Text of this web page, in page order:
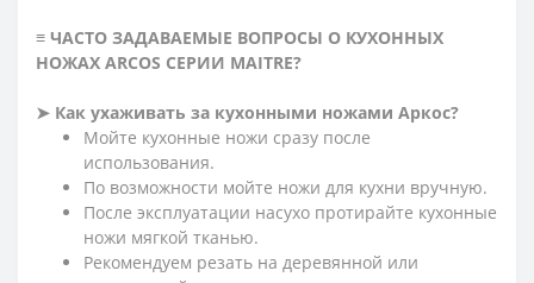
≡ ЧАСТО ЗАДАВАЕМЫЕ ВОПРОСЫ О КУХОННЫХ
НОЖАХ ARCOS СЕРИИ MAITRE?
➤ Как ухаживать за кухонными ножами Аркос?
Мойте кухонные ножи сразу после
использования.
По возможности мойте ножи для кухни вручную.
После эксплуатации насухо протирайте кухонные
ножи мягкой тканью.
Рекомендуем резать на деревянной или